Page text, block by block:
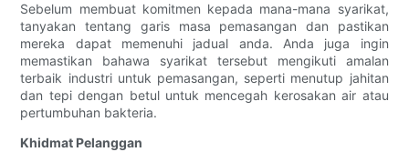
Sebelum membuat komitmen kepada mana-mana syarikat,
tanyakan tentang garis masa pemasangan dan pastikan
mereka dapat memenuhi jadual anda. Anda juga ingin
memastikan bahawa syarikat tersebut mengikuti amalan
terbaik industri untuk pemasangan, seperti menutup jahitan
dan tepi dengan betul untuk mencegah kerosakan air atau
pertumbuhan bakteria.
Khidmat Pelanggan